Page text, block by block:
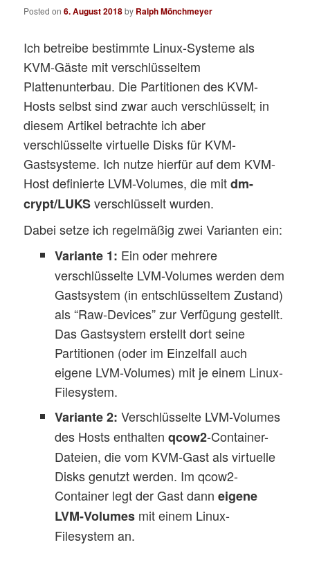
Posted on6. August 2018by Ralph Mönchmeyer
Ich betreibe bestimmte Linux-Systeme als
KVM-Gäste mit verschlüsseltem
Plattenunterbau. Die Partitionen des KVM-
Hosts selbst sind zwar auch verschlüsselt; in
diesem Artikel betrachte ich aber
verschlüsselte virtuelle Disks für KVM-
Gastsysteme. Ich nutze hierfür auf dem KVM-
Host definierte LVM-Volumes, die mitdm-
crypt/LUKSverschlüsselt wurden.
Dabei setze ich regelmäßig zwei Varianten ein:
Variante 1: Ein oder mehrere
verschlüsselte LVM-Volumes werden dem
Gastsystem (in entschlüsseltem Zustand)
als “Raw-Devices” zur Verfügung gestellt.
Das Gastsystem erstellt dort seine
Partitionen (oder im Einzelfall auch
eigene LVM-Volumes) mit je einem Linux-
Filesystem.
Variante 2: Verschlüsselte LVM-Volumes
des Hosts enthaltenqcow2-Container-
Dateien, die vom KVM-Gast als virtuelle
Disks genutzt werden. Im qcow2-
Container legt der Gast danneigene
LVM-Volumes mit einem Linux-
Filesystem an.